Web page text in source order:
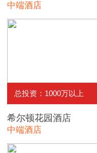
中端酒店
总投资：1000万以上
希尔顿花园酒店
中端酒店